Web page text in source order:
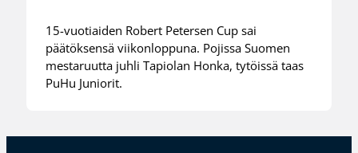
15-vuotiaiden Robert Petersen Cup sai
päätöksensä viikonloppuna. Pojissa Suomen
mestaruutta juhli Tapiolan Honka, tytöissä taas
PuHu Juniorit.